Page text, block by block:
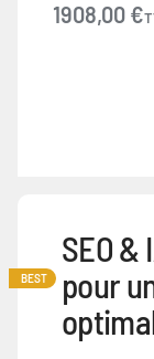
1908,00 €
BEST
SEO
pour